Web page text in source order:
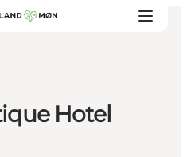
Hotel